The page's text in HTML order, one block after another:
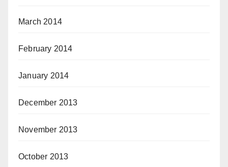
March 2014
February 2014
January 2014
December 2013
November 2013
October 2013